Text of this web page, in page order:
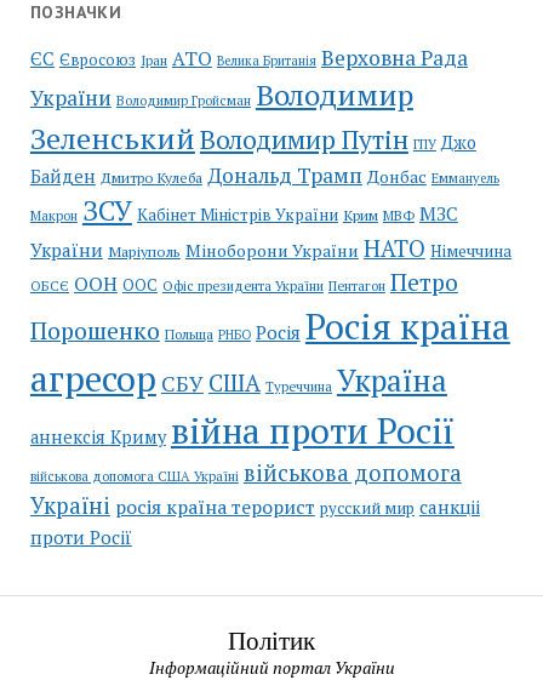
ПОЗНАЧКИ
ЄС Євросоюз Іран АТО Велика Британія Верховна Рада
України Володимир Гройсман Володимир
ЗеленськийВолодимир Путін ГПУ Джо
Байден Дмитро Кулеба Дональд Трамп Донбас Еммануель
Макрон ЗСУ Кабінет Міністрів України Крим МВФ МЗС
України Маріуполь Міноборони України НАТО Німеччина
ОБСЄ ООН ООС Офіс президента України Пентагон Петро
Порошенко Польща РНБО Росія Росія країна
агресор СБУ США Туреччина Україна
аннексія Криму війна проти Росії
військова допомога США Україні військова допомога
Україні росія країна терорист русский мир санкціі
проти Росії
Політик
Інформаційний портал України